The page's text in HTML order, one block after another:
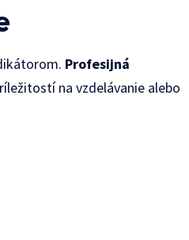
Profesijná
na vzdelávanie alebo